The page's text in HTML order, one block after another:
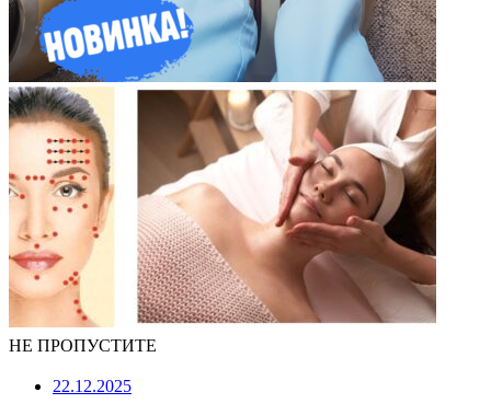
НЕ ПРОПУСТИТЕ
22.12.2025